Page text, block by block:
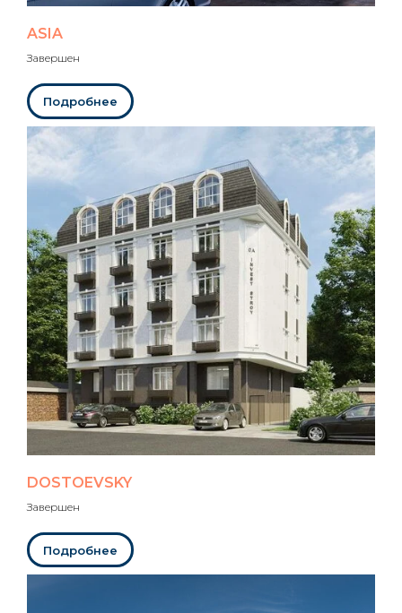
ASIA
Завершен
Подробнее
DOSTOEVSKY
Завершен
Подробнее